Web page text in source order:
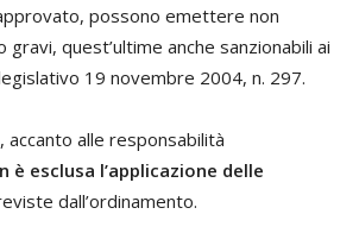
possono emettere non
quest’ultime anche sanzionabili ai
19 novembre 2004, n. 297.
accanto alle responsabilità
è esclusa l’applicazione delle
dall’ordinamento.